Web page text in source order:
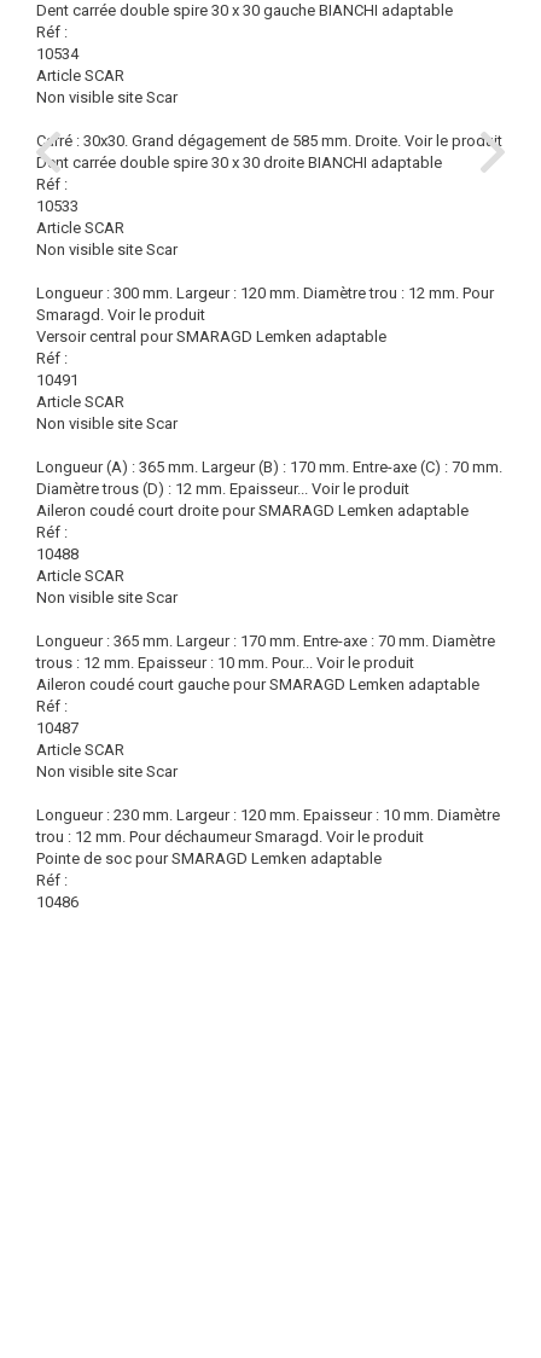
Dent carrée double spire 30 x 30 gauche BIANCHI adaptable
Réf :
10534
Article SCAR
Non visible site Scar
Carré : 30x30. Grand dégagement de 585 mm. Droite. Voir le produit
Dent carrée double spire 30 x 30 droite BIANCHI adaptable
Réf :
10533
Article SCAR
Non visible site Scar
Longueur : 300 mm. Largeur : 120 mm. Diamètre trou : 12 mm. Pour
Smaragd. Voir le produit
Versoir central pour SMARAGD Lemken adaptable
Réf :
10491
Article SCAR
Non visible site Scar
Longueur (A) : 365 mm. Largeur (B) : 170 mm. Entre-axe (C) : 70 mm.
Diamètre trous (D) : 12 mm. Epaisseur... Voir le produit
Aileron coudé court droite pour SMARAGD Lemken adaptable
Réf :
10488
Article SCAR
Non visible site Scar
Longueur : 365 mm. Largeur : 170 mm. Entre-axe : 70 mm. Diamètre
trous : 12 mm. Epaisseur : 10 mm. Pour... Voir le produit
Aileron coudé court gauche pour SMARAGD Lemken adaptable
Réf :
10487
Article SCAR
Non visible site Scar
Longueur : 230 mm. Largeur : 120 mm. Epaisseur : 10 mm. Diamètre
trou : 12 mm. Pour déchaumeur Smaragd. Voir le produit
Pointe de soc pour SMARAGD Lemken adaptable
Réf :
10486